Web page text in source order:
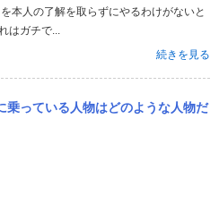
本人の了解を取らずにやるわけがないと
はガチで...
続きを見る
乗っている人物はどのような人物だ